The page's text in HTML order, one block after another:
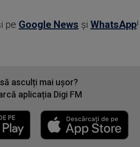
pe Google News şi WhatsApp!
asculți mai ușor?
aplicația Digi FM